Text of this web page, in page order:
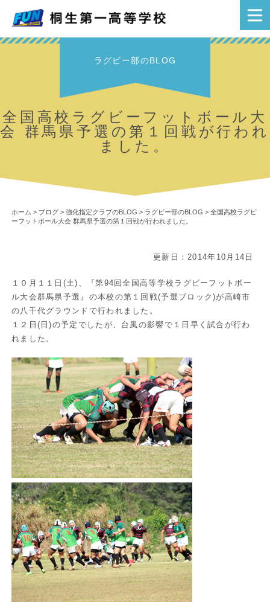
ラグビー部のBLOG
全国高校ラグビーフットボール大
会 群馬県予選の第１回戦が行われ
ました。
ホーム > ブログ> 強化指定クラブのBLOG > ラグビー部のBLOG > 全国高校ラグビ
ーフットボール大会 群馬県予選の第１回戦が行われました。
更新日：2014年10月14日
１０月１１日(土)、『第94回全国高等学校ラグビーフットボー
ル大会群馬県予選』の本校の第１回戦(予選ブロック)が高崎市
の八千代グラウンドで行われました。
１２日(日)の予定でしたが、台風の影響で１日早く試合が行わ
れました。